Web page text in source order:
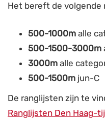
Het bereft de volgende
500-1000m alle
500-1500-3000m
3000m alle
500-1500m jun-C
De ranglijsten zijn te
Ranglijsten Den Haag-